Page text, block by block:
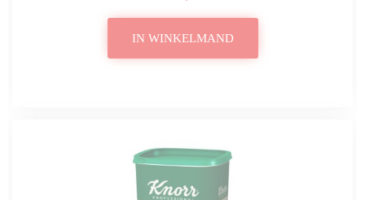
IN WINKELMAND